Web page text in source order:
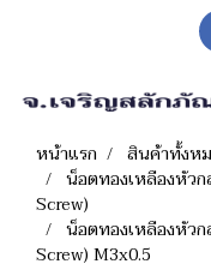
หน้าแรก
สินค้าทั้งห
น็อตทองเหลืองหัว
Screw)
น็อตทองเหลืองหัว
Screw) M3x0.5